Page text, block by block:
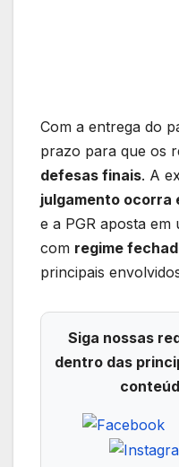
Com a entrega do
prazo para que os
defesas finais. A
julgamento ocorra
e a PGR aposta em
com regime
principais
Siga nossas
dentro das